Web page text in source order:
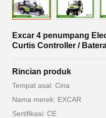
Excar 4 penumpang
Curtis Controller /
Rincian produk
Tempat asal: Cina
Nama merek: EXCAR
Sertifikasi: CE